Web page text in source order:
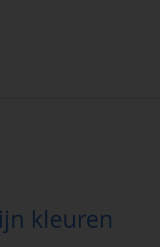
kleuren